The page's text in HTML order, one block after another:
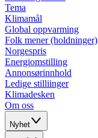
Tema
Klimamål
Global oppvarming
Folk mener (holdninger)
Norgespris
Energiomstilling
Annonsørinnhold
Ledige stilliinger
Klimadesken
Om oss
Nyhet